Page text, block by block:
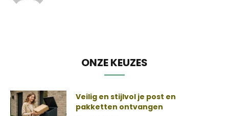
ONZE KEUZES
Veilig en stijlvol je post en
pakketten ontvangen